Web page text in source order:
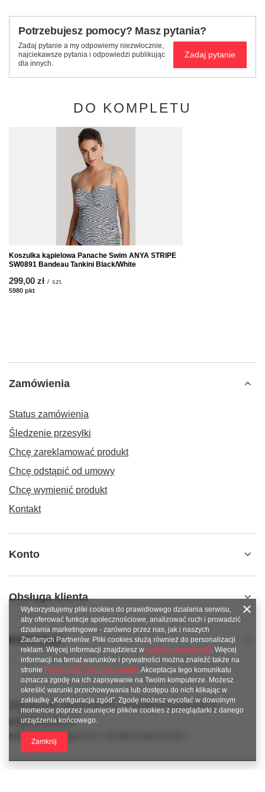
Potrzebujesz pomocy? Masz pytania?
Zadaj pytanie a my odpowiemy niezwłocznie,
najciekawsze pytania i odpowiedzi publikując
dla innych.
Zadaj pytanie
DO KOMPLETU
Koszulka kąpielowa Panache Swim ANYA STRIPE
SW0891 Bandeau Tankini Black/White
299,00 zł / szt.
5980 pkt
Zamówienia
Status zamówienia
Śledzenie przesyłki
Chcę zareklamować produkt
Chcę odstąpić od umowy
Chcę wymienić produkt
Kontakt
Konto
Obsługa klienta
Informacje
789 221 795
www.facebook.com/KAROlineZielonaGora
sklep@karoline.pl
KAROline
Wykorzystujemy pliki cookies do prawidłowego działania serwisu,
aby oferować funkcje społecznościowe, analizować ruch i prowadzić
działania marketingowe - zarówno przez nas, jak i naszych
Zaufanych Partnerów. Pliki cookies służą również do personalizacji
reklam. Więcej informacji znajdziesz w polityce prywatności. Więcej
informacji na temat warunków i prywatności można znaleźć także na
stronie Prywatność i warunki Google. Akceptacja tego komunikatu
oznacza zgodę na ich zapisywanie na Twoim komputerze. Możesz
określić warunki przechowywania lub dostępu do nich klikając w
zakładkę „Konfiguracja zgód”. Zgodę możesz wycofać w dowolnym
momencie poprzez usunięcie plików cookies z przeglądarki z danego
urządzenia końcowego.
Zamknij